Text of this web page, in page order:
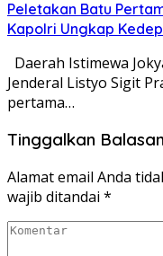
Peletakan Batu
Kapolri Ungkap
Daerah Istimewa
Jenderal Listyo Sigit
pertama…
Tinggalkan Balasan
Alamat email Anda
wajib ditandai *